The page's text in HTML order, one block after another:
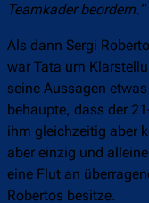
Teamkader beordern.“
Als dann Sergi
war Tata um
seine Aussagen
behaupte, dass der
ihm gleichzeitig aber
aber einzig und
eine Flut an
Robertos besitze.